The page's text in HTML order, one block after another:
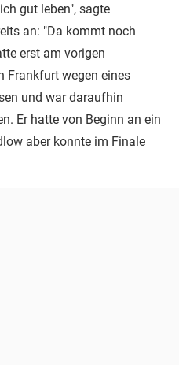
gut leben", sagte
an: "Da kommt noch
erst am vorigen
Frankfurt wegen eines
und war daraufhin
Er hatte von Beginn an ein
aber konnte im Finale